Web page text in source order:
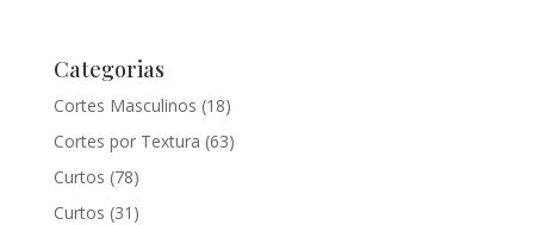
Categorias
Cortes Masculinos (18)
Cortes por Textura (63)
Curtos (78)
Curtos (31)